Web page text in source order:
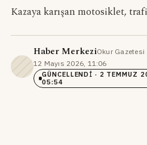
Kazaya karışan motosiklet,
Haber MerkeziOkur Gazetesi·
12 Mayıs 2026, 11:06·
GÜNCELLENDI · 2 TEMMUZ
05:54